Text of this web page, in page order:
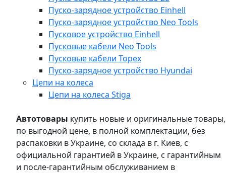
Пуско-зарядное устройство Einhell
Пуско-зарядное устройство Neo Tools
Пусковое устройство Einhell
Пусковые кабели Neo Tools
Пусковые кабели Topex
Пуско-зарядное устройство Hyundai
Цепи на колеса
Цепи на колеса Stiga
Автотовары купить новые и оригинальные товары,
по выгодной цене, в полной комплектации, без
распаковки в Украине, со склада в г. Киев, с
официальной гарантией в Украине, с гарантийным
и после-гарантийным обслуживанием в